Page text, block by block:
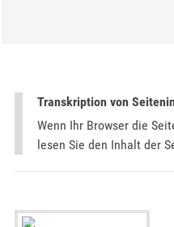
Transkription von
Wenn Ihr Browser die
lesen Sie den Inhalt der